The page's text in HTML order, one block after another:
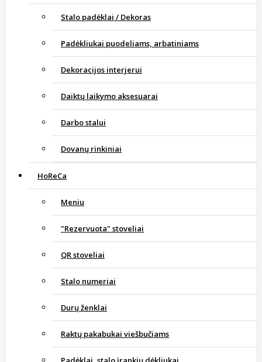
Stalo padėklai / Dekoras
Padėkliukai puodeliams, arbatiniams
Dekoracijos interjerui
Daiktų laikymo aksesuarai
Darbo stalui
Dovanų rinkiniai
HoReCa
Meniu
"Rezervuota" stoveliai
QR stoveliai
Stalo numeriai
Durų ženklai
Raktų pakabukai viešbučiams